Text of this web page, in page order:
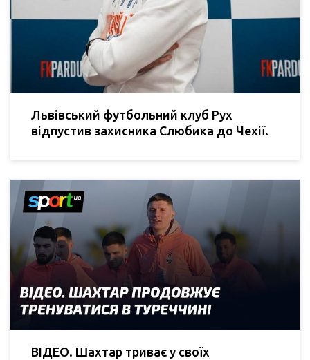
Львівський футбольний клуб Рух
відпустив захисника Слюбика до Чехії.
ВІДЕО. Шахтар триває у своїх